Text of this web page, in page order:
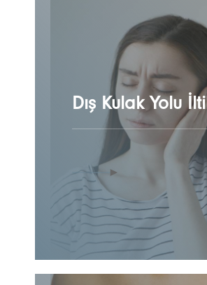
Dış Kulak Yolu